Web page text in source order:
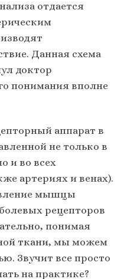
отдается
Данная схема
доктор
понимания вполне
аппарат в
не только в
и во всех
артериях и венах).
мышцы
рецепторов
понимая
ткани, мы можем
Звучит все просто
на практике?